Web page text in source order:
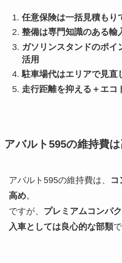
任意保険は一括見積もり
整備は専門知識のある輸
ガソリンスタンドのポイ
活用
駐車場代はエリアで見直
走行距離を抑える＋エコ
アバルト595の維持費
アバルト595の維持費は、
コ
高め。
ですが、 プレミアムコンパ
入車としては良心的な部類で